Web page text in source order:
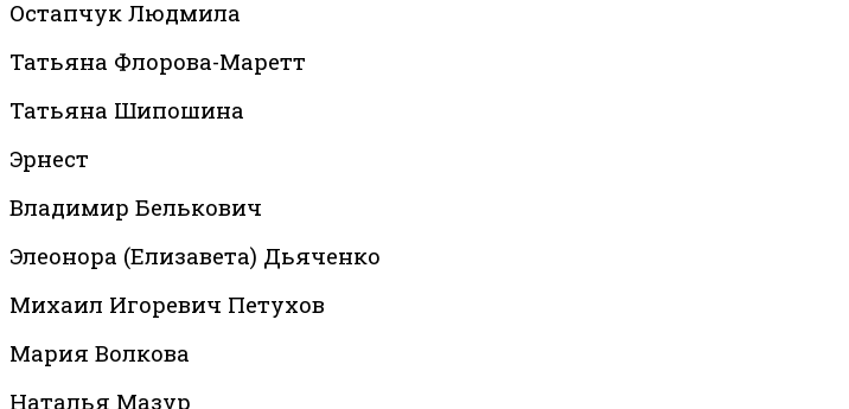
Остапчук Людмила
Татьяна Флорова-Маретт
Татьяна Шипошина
Эрнест
Владимир Белькович
Элеонора (Елизавета) Дьяченко
Михаил Игоревич Петухов
Мария Волкова
Наталья Мазур